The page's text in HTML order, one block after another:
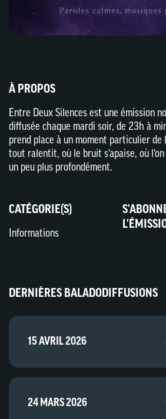
À PROPOS
Entre Deux Silences est une émission
diffusée chaque mardi soir, de 23h à
prend place à un moment particulier de
tout ralentit, où le bruit s’apaise, où
un peu plus profondément.
CATÉGORIE(S)
Informations
DERNIÈRES BALADODIFFUSIONS
15 AVRIL 2026
24 MARS 2026